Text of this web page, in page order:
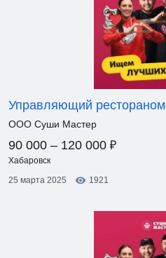
Управляющий рестораном
ООО Суши Мастер
90 000 – 120 000 ₽
Хабаровск
25 марта 2025
1921